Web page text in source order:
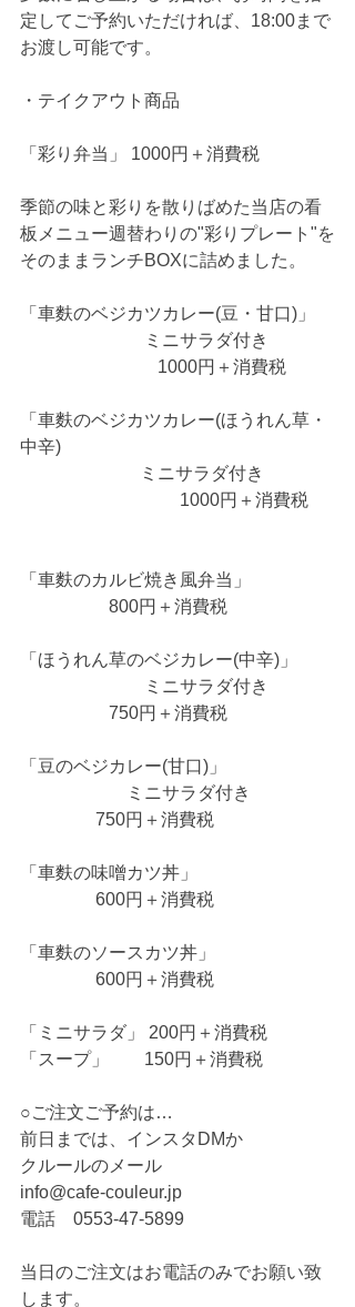
定してご予約いただければ、18:00まで
お渡し可能です。
・テイクアウト商品
「彩り弁当」 1000円＋消費税
季節の味と彩りを散りばめた当店の看
板メニュー週替わりの"彩りプレート"を
そのままランチBOXに詰めました。
「車麩のベジカツカレー(豆・甘口)」
ミニサラダ付き
                               1000円＋消費税
「車麩のベジカツカレー(ほうれん草・
中辛)
                           ミニサラダ付き
1000円＋消費税
「車麩のカルビ焼き風弁当」
800円＋消費税
「ほうれん草のベジカレー(中辛)」
ミニサラダ付き
750円＋消費税
「豆のベジカレー(甘口)」
ミニサラダ付き
                 750円＋消費税
「車麩の味噌カツ丼」
                 600円＋消費税
「車麩のソースカツ丼」
                 600円＋消費税
「ミニサラダ」 200円＋消費税
「スープ」        150円＋消費税
○ご注文ご予約は…
前日までは、インスタDMか
クルールのメール
info@cafe-couleur.jp
電話　0553-47-5899
当日のご注文はお電話のみでお願い致
します。